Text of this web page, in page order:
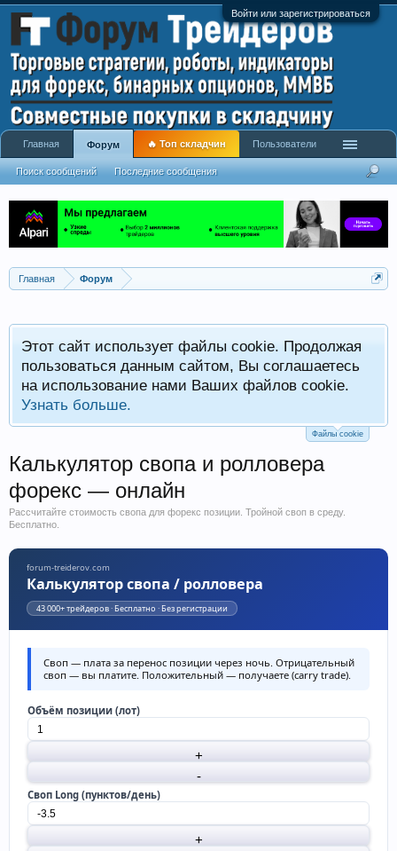
Войти или зарегистрироваться
Главная Форум
Этот сайт использует файлы cookie. Продолжая
пользоваться данным сайтом, Вы соглашаетесь
на использование нами Ваших файлов cookie.
Узнать больше.
Файлы cookie
Калькулятор свопа и ролловера
форекс — онлайн
Рассчитайте стоимость свопа для форекс позиции. Тройной своп в среду.
Бесплатно.
forum-treiderov.com
Калькулятор свопа / ролловера
43 000+ трейдеров · Бесплатно · Без регистрации
Своп — плата за перенос позиции через ночь. Отрицательный
своп — вы платите. Положительный — получаете (carry trade).
Объём позиции (лот)
Своп Long (пунктов/день)
Главная Форум
Поиск сообщений Последние сообщения
🔥 Топ складчин Пользователи